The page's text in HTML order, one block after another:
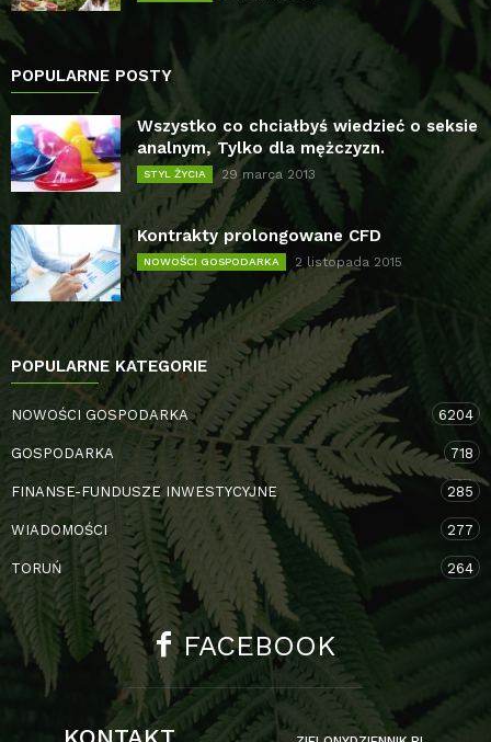
POPULARNE POSTY
Wszystko co chciałbyś wiedzieć o seksie
analnym, Tylko dla mężczyzn.
STYL ŻYCIA 29 marca 2013
Kontrakty prolongowane CFD
NOWOŚCI GOSPODARKA 2 listopada 2015
POPULARNE KATEGORIE
NOWOŚCI GOSPODARKA 6204
GOSPODARKA 718
FINANSE-FUNDUSZE INWESTYCYJNE 285
WIADOMOŚCI 277
TORUŃ 264
FACEBOOK